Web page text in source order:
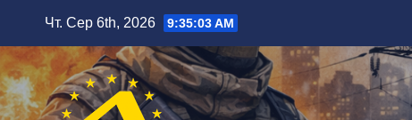
вмісту
Чт. Сер 6th, 2026 9:35:04 AM